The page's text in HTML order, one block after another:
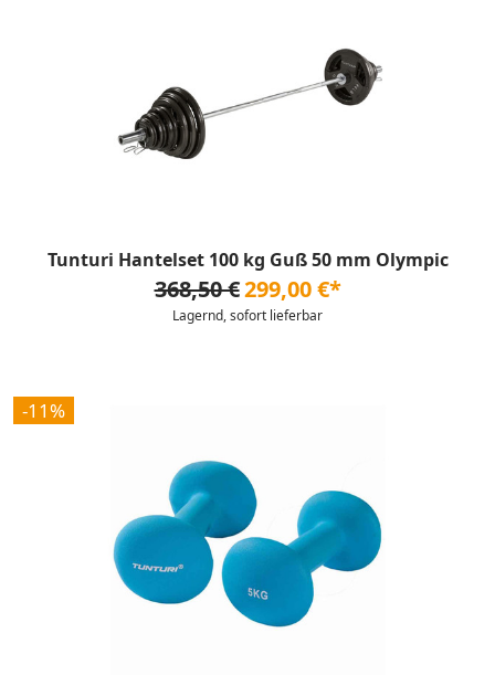
Tunturi Hantelset 100 kg Guß 50 mm Olympic
368,50 €299,00 €*
Lagernd, sofort lieferbar
-11%